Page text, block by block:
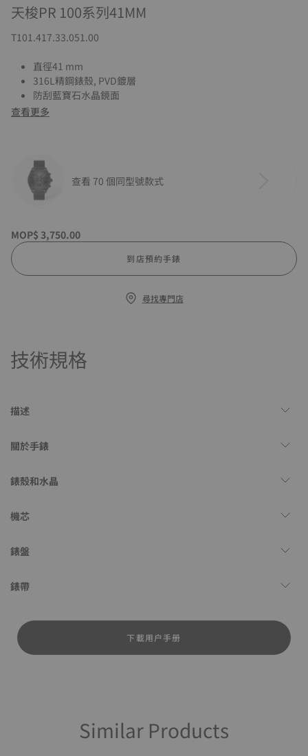
天梭PR 100系列41MM
T101.417.33.051.00
直徑41 mm
316L精鋼錶殼, PVD鍍層
防刮藍寶石水晶鏡面
查看更多
查看 70 個同型號款式
MOP$ 3,750.00
到店預約手錶
尋找專門店
技術規格
描述
關於手錶
錶殼和水晶
機芯
錶盤
錶帶
下載用户手册
Similar Products